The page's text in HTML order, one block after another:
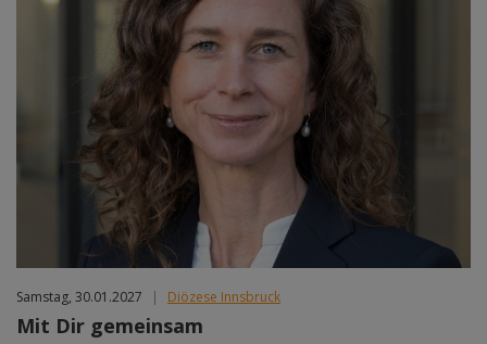
Samstag, 30.01.2027 | Diözese Innsbruck
Mit Dir gemeinsam